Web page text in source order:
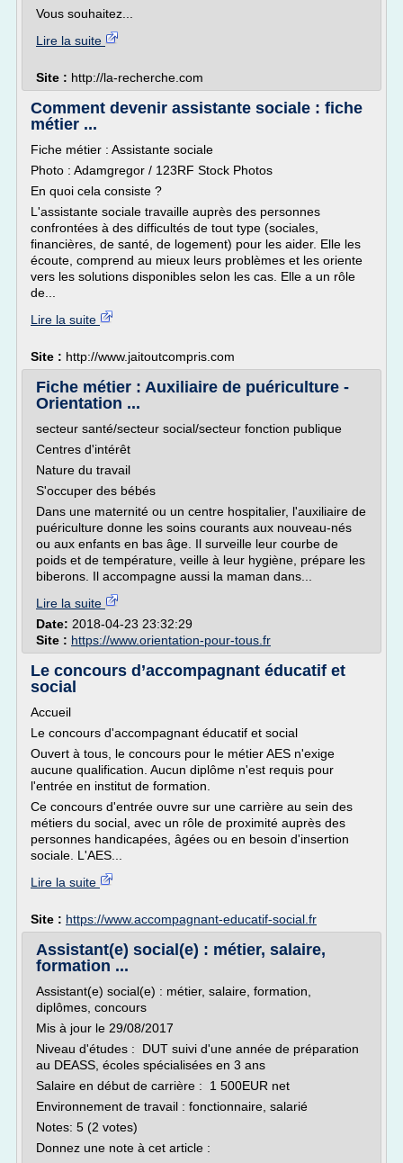
Vous souhaitez...
Lire la suite
Site : http://la-recherche.com
Comment devenir assistante sociale : fiche
métier ...
Fiche métier : Assistante sociale
Photo : Adamgregor / 123RF Stock Photos
En quoi cela consiste ?
L'assistante sociale travaille auprès des personnes
confrontées à des difficultés de tout type (sociales,
financières, de santé, de logement) pour les aider. Elle les
écoute, comprend au mieux leurs problèmes et les oriente
vers les solutions disponibles selon les cas. Elle a un rôle
de...
Lire la suite
Site : http://www.jaitoutcompris.com
Fiche métier : Auxiliaire de puériculture -
Orientation ...
secteur santé/secteur social/secteur fonction publique
Centres d'intérêt
Nature du travail
S'occuper des bébés
Dans une maternité ou un centre hospitalier, l'auxiliaire de
puériculture donne les soins courants aux nouveau-nés
ou aux enfants en bas âge. Il surveille leur courbe de
poids et de température, veille à leur hygiène, prépare les
biberons. Il accompagne aussi la maman dans...
Lire la suite
Date: 2018-04-23 23:32:29
Site : https://www.orientation-pour-tous.fr
Le concours d’accompagnant éducatif et
social
Accueil
Le concours d'accompagnant éducatif et social
Ouvert à tous, le concours pour le métier AES n'exige
aucune qualification. Aucun diplôme n'est requis pour
l'entrée en institut de formation.
Ce concours d'entrée ouvre sur une carrière au sein des
métiers du social, avec un rôle de proximité auprès des
personnes handicapées, âgées ou en besoin d'insertion
sociale. L'AES...
Lire la suite
Site : https://www.accompagnant-educatif-social.fr
Assistant(e) social(e) : métier, salaire,
formation ...
Assistant(e) social(e) : métier, salaire, formation,
diplômes, concours
Mis à jour le 29/08/2017
Niveau d'études : DUT suivi d'une année de préparation
au DEASS, écoles spécialisées en 3 ans
Salaire en début de carrière : 1 500EUR net
Environnement de travail : fonctionnaire, salarié
Notes: 5 (2 votes)
Donnez une note à cet article :